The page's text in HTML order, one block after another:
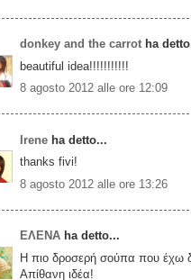
donkey and the carrot ha
beautiful idea!!!!!!!!!!!
8 agosto 2012 alle ore 12:09
Irene ha detto...
thanks fivi!
8 agosto 2012 alle ore 13:26
ΕΛΕΝΑ ha detto...
Η πιο δροσερή σούπα που έχω
Απίθανη ιδέα!